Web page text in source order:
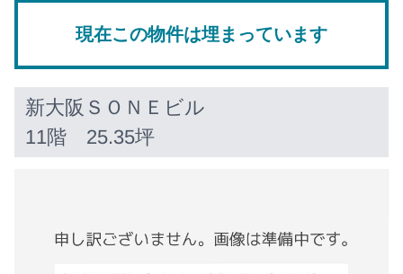
現在この物件は埋まっています
新大阪ＳＯＮＥビル
11階 25.35坪